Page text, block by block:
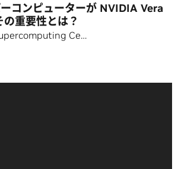
コンピューターが NVIDIA Vera
重要性とは？
Ce…